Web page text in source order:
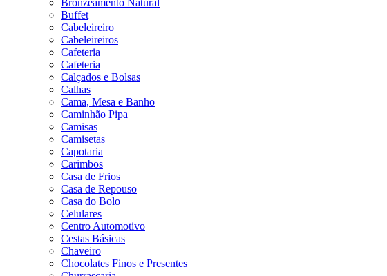
Bronzeamento Natural
Buffet
Cabeleireiro
Cabeleireiros
Cafeteria
Cafeteria
Calçados e Bolsas
Calhas
Cama, Mesa e Banho
Caminhão Pipa
Camisas
Camisetas
Capotaria
Carimbos
Casa de Frios
Casa de Repouso
Casa do Bolo
Celulares
Centro Automotivo
Cestas Básicas
Chaveiro
Chocolates Finos e Presentes